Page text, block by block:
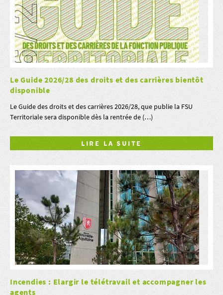
Le Guide 2026/28 des droits et des carrières bientôt
disponible
Le Guide des droits et des carrières 2026/28, que publie la FSU
Territoriale sera disponible dès la rentrée de (…)
LIRE LA SUITE
Incendies : Elargir le télétravail et accompagner les
agents